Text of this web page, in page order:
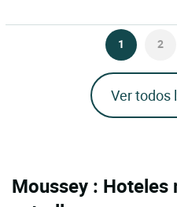
1 2
Ver todos
Moussey :